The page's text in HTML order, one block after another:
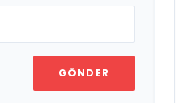
GÖNDER